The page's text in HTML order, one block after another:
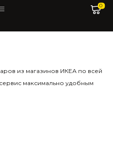
0
из магазинов ИКЕА по всей
максимально удобным